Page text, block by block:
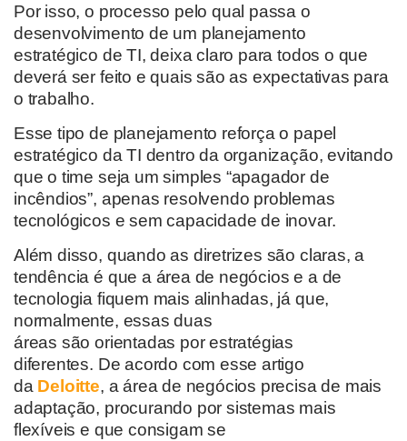
Por isso, o processo pelo qual passa o
desenvolvimento de um planejamento
estratégico de TI, deixa claro para todos o que
deverá ser feito e quais são as expectativas para
o trabalho.
Esse tipo de planejamento reforça o papel
estratégico da TI dentro da organização, evitando
que o time seja um simples “apagador de
incêndios”, apenas resolvendo problemas
tecnológicos e sem capacidade de inovar.
Além disso, quando as diretrizes são claras, a
tendência é que a área de negócios e a de
tecnologia fiquem mais alinhadas, já que,
normalmente, essas duas
áreas são orientadas por estratégias
diferentes. De acordo com esse artigo
da Deloitte, a área de negócios precisa de mais
adaptação, procurando por sistemas mais
flexíveis e que consigam se